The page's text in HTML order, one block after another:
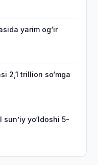
yarim og‘ir
2,1 trillion so‘mga
yo‘ldoshi 5-